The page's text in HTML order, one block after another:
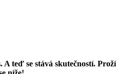
teď se stává skutečností.